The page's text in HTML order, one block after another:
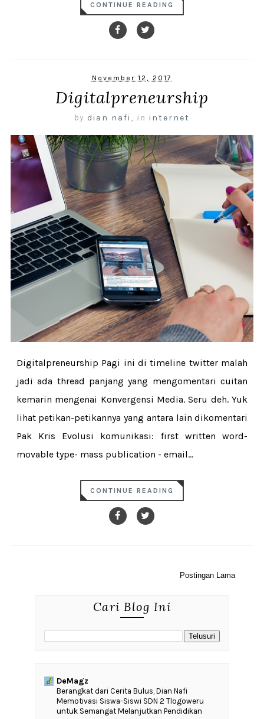
CONTINUE READING
November 12, 2017
Digitalpreneurship
by dian nafi , in internet
Digitalpreneurship Pagi ini di timeline twitter malah
jadi ada thread panjang yang mengomentari cuitan
kemarin mengenai Konvergensi Media. Seru deh. Yuk
lihat petikan-petikannya yang antara lain dikomentari
Pak Kris Evolusi komunikasi: first written word-
movable type- mass publication - email...
CONTINUE READING
Postingan Lama
Cari Blog Ini
DeMagz
‎Berangkat dari Cerita Bulus, Dian Nafi
Memotivasi Siswa-Siswi SDN 2 Tlogoweru
untuk Semangat Melanjutkan Pendidikan